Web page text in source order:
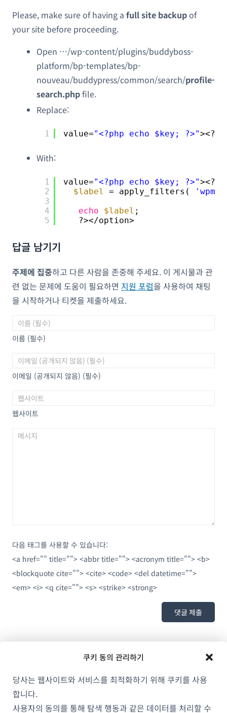
쿠키 동의 관리하기
당사는 웹사이트와 서비스를 최적화하기 위해 쿠키를 사용
합니다.
사용자의 동의를 통해 탐색 행동과 같은 데이터를 처리할 수
Please, make sure of having a full site backupof
your site before proceeding.
Open …/wp-content/plugins/buddyboss-
platform/bp-templates/bp-
nouveau/buddypress/common/search/profile-
search.phpfile.
Replace:
1 value="<?php echo $key; ?>"
With:
1
2
3
4
5
value="<?php echo $key; ?>"
$label
= apply_filters(
echo
$label ;
?></option>
답글 남기기
주제에 집중하고 다른 사람을 존중해 주세요. 이 게시물과 관
련 없는 문제에 도움이 필요하면 지원 포럼을 사용하여 채팅
을 시작하거나 티켓을 제출하세요.
이름 (필수)
이메일 (공개되지 않음) (필수)
웹사이트
다음 태그를 사용할 수 있습니다:
<a href="" title=""> <abbr title=""> <acronym title=""> <b>
<blockquote cite=""> <cite> <code> <del datetime="">
<em> <i> <q cite=""> <s> <strike> <strong>